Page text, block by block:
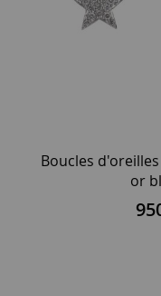
Boucles
or